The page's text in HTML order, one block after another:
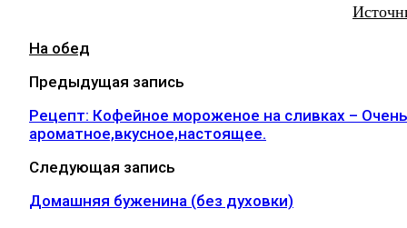
На обед
Предыдущая запись
Рецепт: Кофейное мороженое на сливках – Очень
ароматное,вкусное,настоящее.
Следующая запись
Домашняя буженина (без духовки)